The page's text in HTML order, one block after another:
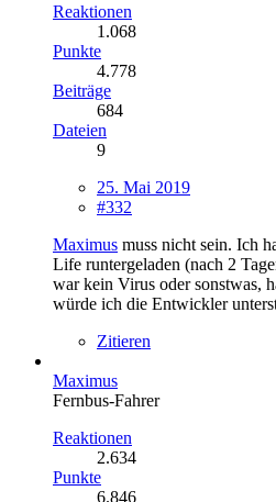
Reaktionen
1.068
Punkte
4.778
Beiträge
684
Dateien
9
25. Mai 2019
#332
Maximus muss nicht sein. Ich
Life runtergeladen (nach 2
war kein Virus oder sonstwas,
würde ich die Entwickler
Zitieren
Maximus
Fernbus-Fahrer
Reaktionen
2.634
Punkte
6.846